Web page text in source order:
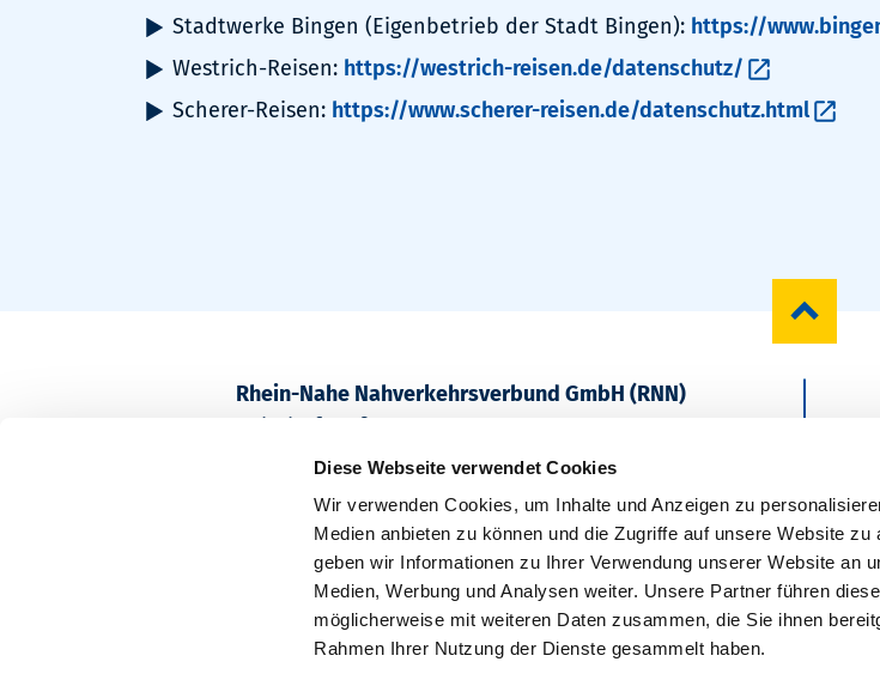
Diese Webseite verwendet Cookies
Wir verwenden Cookies, um Inhalte und Anzeigen zu
Medien anbieten zu können und die Zugriffe auf unsere Website zu
geben wir Informationen zu Ihrer Verwendung unserer Website an
Medien, Werbung und Analysen weiter. Unsere Partner führen
möglicherweise mit weiteren Daten zusammen, die Sie ihnen
Rahmen Ihrer Nutzung der Dienste gesammelt haben.
Stadtwerke Bingen (Eigenbetrieb der Stadt Bingen): https://
Westrich-Reisen: https://westrich-reisen.de/datenschutz/
Scherer-Reisen: https://www.scherer-reisen.de/datenschutz.html
Rhein-Nahe Nahverkehrsverbund GmbH (RNN)
Bahnhofstraße 2
55218 Ingelheim am Rhein
Postfach 1611
55209 Ingelheim am Rhein